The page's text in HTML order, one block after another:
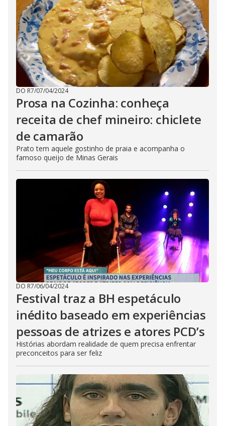
DO R7/07/04/2024
Prosa na Cozinha: conheça
receita de chef mineiro: chiclete
de camarão
Prato tem aquele gostinho de praia e acompanha o
famoso queijo de Minas Gerais
DO R7/06/04/2024
Festival traz a BH espetáculo
inédito baseado em experiências
pessoas de atrizes e atores PCD’s
Histórias abordam realidade de quem precisa enfrentar
preconceitos para ser feliz